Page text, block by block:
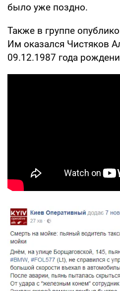
было уже поздно.
Также в группе
Им оказался Чистяков
09.12.1987 года